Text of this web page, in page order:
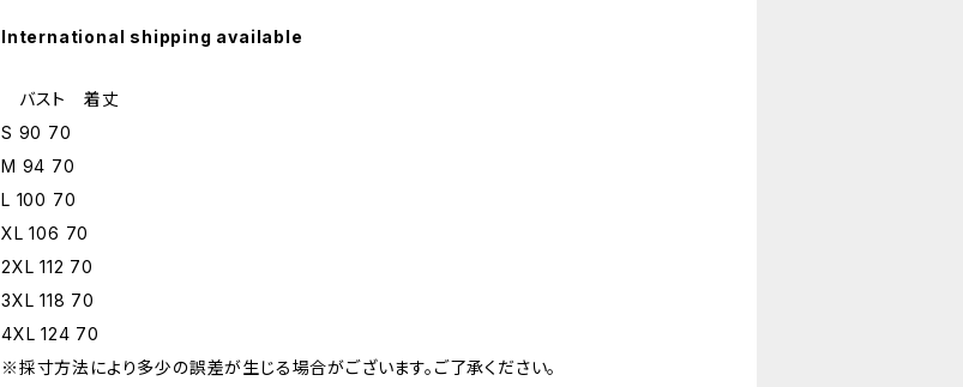
International shipping available
バスト 着丈
S 90 70
M 94 70
L 100 70
XL 106 70
2XL 112 70
3XL 118 70
4XL 124 70
※採寸方法により多少の誤差が生じる場合がございます。ご了承ください。